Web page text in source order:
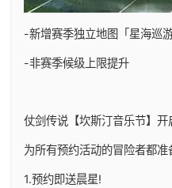
-新增赛季独立地图「星海巡游
-非赛季候级上限提升
仗剑传说【坎斯汀音乐节】开
为所有预约活动的冒险者都
1.预约即送晨星!